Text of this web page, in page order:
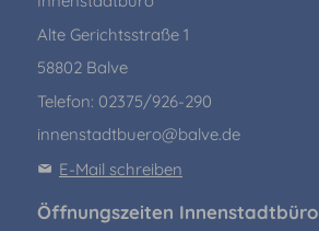
Alte Gerichtsstraße 1
58802 Balve
Telefon: 02375/926-290
innenstadtbuero@balve.de
E-Mail schreiben
Öffnungszeiten Innenstadtbüro